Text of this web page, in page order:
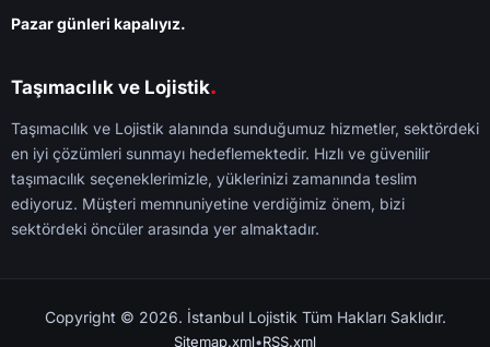
Pazar günleri kapalıyız.
Taşımacılık ve Lojistik.
Taşımacılık ve Lojistik alanında sunduğumuz hizmetler, sektördeki
en iyi çözümleri sunmayı hedeflemektedir. Hızlı ve güvenilir
taşımacılık seçeneklerimizle, yüklerinizi zamanında teslim
ediyoruz. Müşteri memnuniyetine verdiğimiz önem, bizi
sektördeki öncüler arasında yer almaktadır.
Copyright © 2026. İstanbul Lojistik Tüm Hakları Saklıdır.
Sitemap.xml•RSS.xml